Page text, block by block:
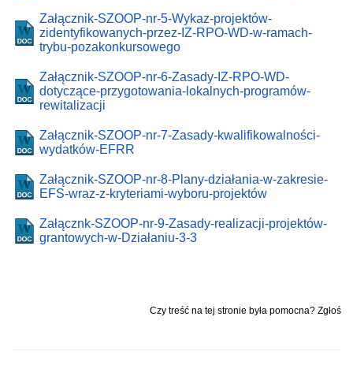
Załącznik-SZOOP-nr-5-Wykaz-projektów-
zidentyfikowanych-przez-IZ-RPO-WD-w-ramach-
trybu-pozakonkursowego
Załącznik-SZOOP-nr-6-Zasady-IZ-RPO-WD-
dotyczące-przygotowania-lokalnych-programów-
rewitalizacji
Załącznik-SZOOP-nr-7-Zasady-kwalifikowalności-
wydatków-EFRR
Załącznik-SZOOP-nr-8-Plany-działania-w-zakresie-
EFS-wraz-z-kryteriami-wyboru-projektów
Załącznk-SZOOP-nr-9-Zasady-realizacji-projektów-
grantowych-w-Działaniu-3-3
Czy treść na tej stronie była pomocna? Zgłoś